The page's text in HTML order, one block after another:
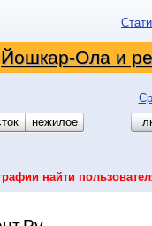
Йошкар-Ола и
нежилое
найти